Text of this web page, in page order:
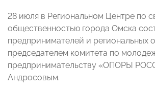
28 июля в Региональном Центре по
общественностью города Омска
предпринимателей и региональных
председателем комитета по
предпринимательству «ОПОРЫ
Андросовым.